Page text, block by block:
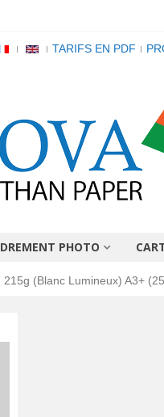
TARIFS EN PDF
PHOTO
(Blanc Lumineux) A3+